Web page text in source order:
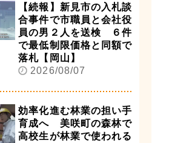
【続報】新見市の入札談
合事件で市職員と会社役
員の男２人を送検 ６件
で最低制限価格と同額で
落札【岡山】
2026/08/07
効率化進む林業の担い手
育成へ 美咲町の森林で
高校生が林業で使われる